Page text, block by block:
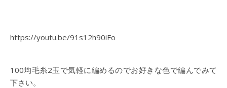
https://youtu.be/91s12h90iFo
100均毛糸2玉で気軽に編めるのでお好きな色で編んでみて
下さい。